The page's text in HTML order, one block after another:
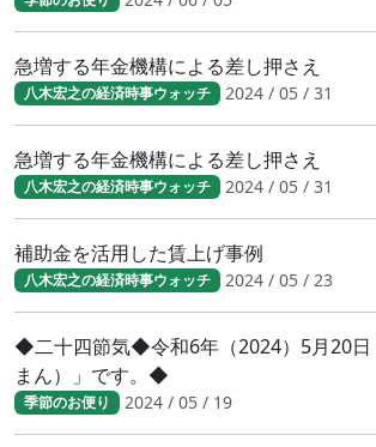
急増する年金機構による差し押さえ
八木宏之の経済時事ウォッチ 2024 / 05 / 31
急増する年金機構による差し押さえ
八木宏之の経済時事ウォッチ 2024 / 05 / 31
補助金を活用した賃上げ事例
八木宏之の経済時事ウォッチ 2024 / 05 / 23
◆二十四節気◆令和6年（2024）5月20日
まん）」です。◆
季節のお便り 2024 / 05 / 19